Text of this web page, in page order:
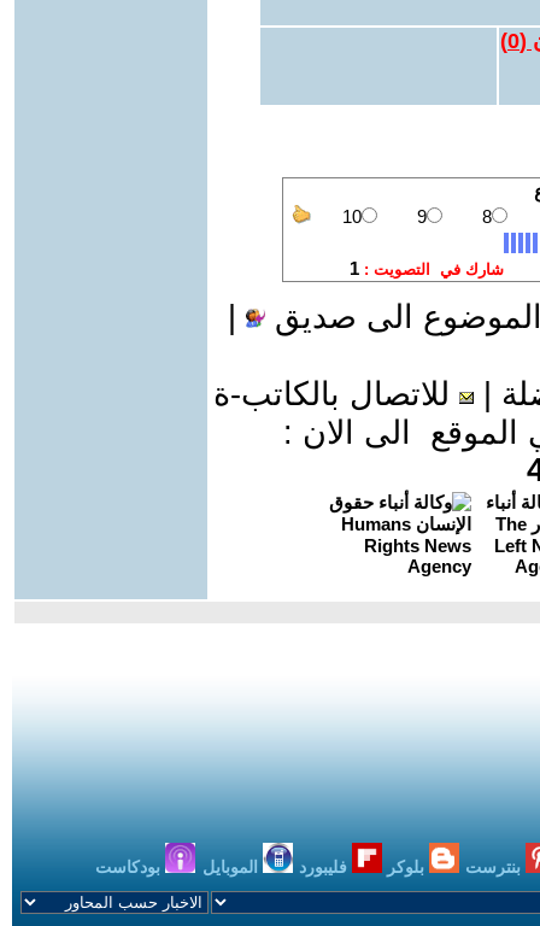
(
0
)
الى صديق
للاتصال بالكاتب-ة
الى الان :
بنترست بلوكر فليبورد الموبايل بودكاست